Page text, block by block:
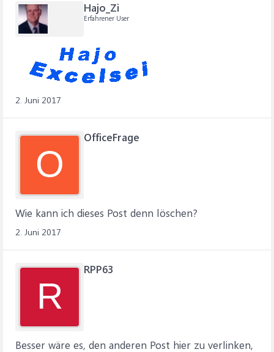
Hajo_Zi
Erfahrener User
2. Juni 2017
O
OfficeFrage
Wie kann ich dieses Post denn löschen?
2. Juni 2017
R
RPP63
Besser wäre es, den anderen Post hier zu verlinken,